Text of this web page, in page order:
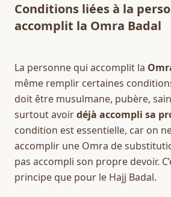
Conditions liées à la
accomplit la Omra Badal
La personne qui accomplit la
même remplir certaines
doit être musulmane, pubère,
surtout avoir déjà accompli sa
condition est essentielle, car on
accomplir une Omra de
pas accompli son propre devoir.
principe que pour le Hajj Badal.